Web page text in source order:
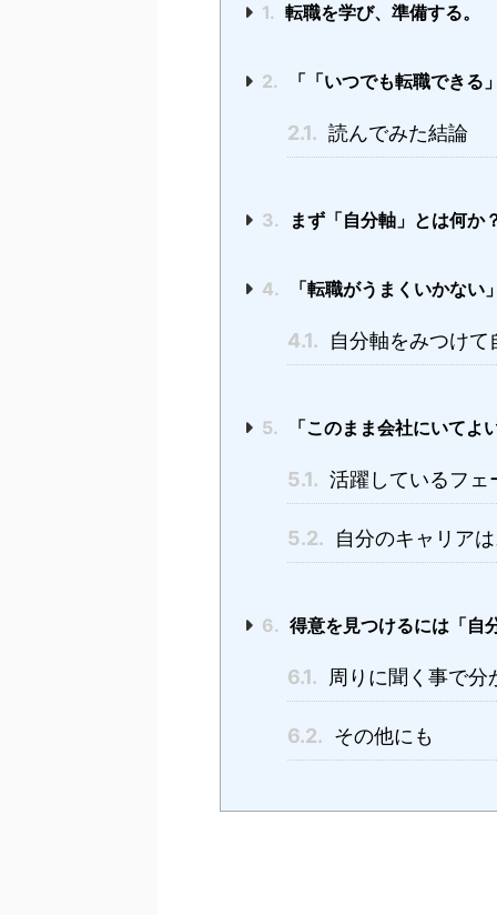
1. 転職を学び、準備する。
2. 「「いつでも転職できる
2.1. 読んでみた結論
3. まず「自分軸」とは何か
4. 「転職がうまくいかな
4.1. 自分軸をみつけて
5. 「このまま会社にいてよ
5.1. 活躍しているフェ
5.2. 自分のキャリア
6. 得意を見つけるには「自
6.1. 周りに聞く事で分
6.2. その他にも